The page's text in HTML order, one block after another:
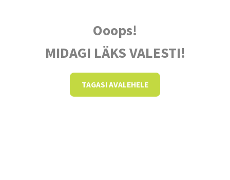
Ooops!
MIDAGI LÄKS VALESTI!
TAGASI AVALEHELE